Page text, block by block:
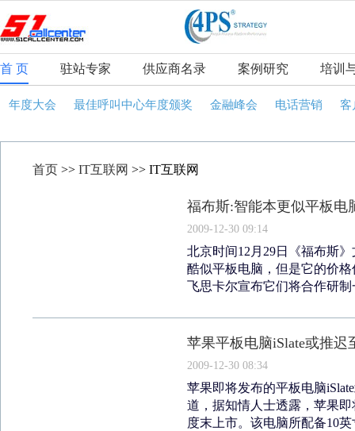
首 页 驻站专家 供应商名录 案例研究 培训
年度大会 最佳呼叫中心年度颁奖 金融峰会 电话营销 客
首页 >> IT互联网 >> IT互联网
福布斯:智能本更似平板电
2009-12-30 09:14
北京时间12月29日《福布斯
酷似平板电脑，但是它的价
飞思卡尔宣布它们将合作研
苹果平板电脑iSlate或推迟
2009-12-30 08:34
苹果即将发布的平板电脑
道，据知情人士透露，苹果
度末上市。该电脑所配备10